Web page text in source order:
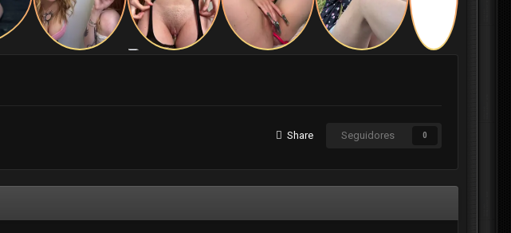
Share Seguidores 0